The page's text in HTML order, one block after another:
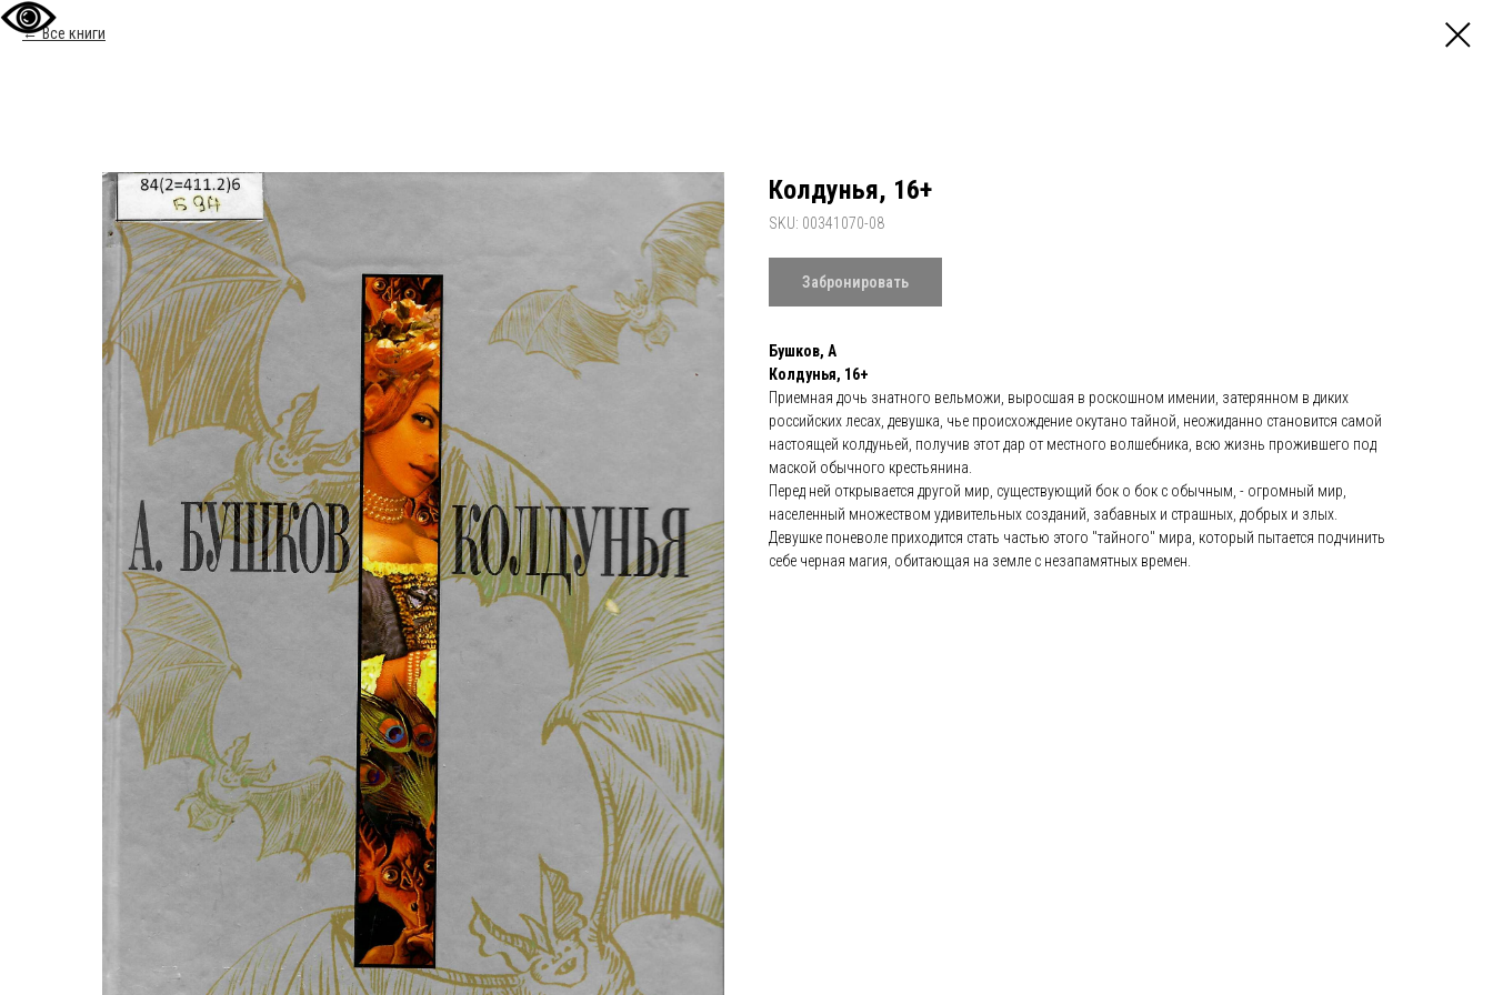
Все книги
Колдунья, 16+
SKU: 00341070-08
Забронировать
Бушков, А
Колдунья, 16+
Приемная дочь знатного вельможи, выросшая в роскошном имении, затерянном в диких
российских лесах, девушка, чье происхождение окутано тайной, неожиданно становится самой
настоящей колдуньей, получив этот дар от местного волшебника, всю жизнь прожившего под
маской обычного крестьянина.
Перед ней открывается другой мир, существующий бок о бок с обычным, - огромный мир,
населенный множеством удивительных созданий, забавных и страшных, добрых и злых.
Девушке поневоле приходится стать частью этого "тайного" мира, который пытается подчинить
себе черная магия, обитающая на земле с незапамятных времен.